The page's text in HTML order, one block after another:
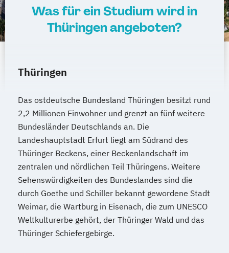
Was für ein Studium wird in
Thüringen angeboten?
Thüringen
Das ostdeutsche Bundesland Thüringen besitzt rund
2,2 Millionen Einwohner und grenzt an fünf weitere
Bundesländer Deutschlands an. Die
Landeshauptstadt Erfurt liegt am Südrand des
Thüringer Beckens, einer Beckenlandschaft im
zentralen und nördlichen Teil Thüringens. Weitere
Sehenswürdigkeiten des Bundeslandes sind die
durch Goethe und Schiller bekannt gewordene Stadt
Weimar, die Wartburg in Eisenach, die zum UNESCO
Weltkulturerbe gehört, der Thüringer Wald und das
Thüringer Schiefergebirge.